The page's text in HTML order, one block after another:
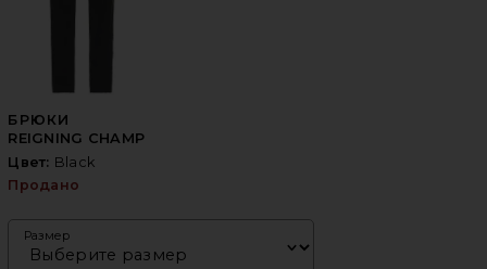
БРЮКИ
REIGNING CHAMP
Цвет: Black
Продано
Размер